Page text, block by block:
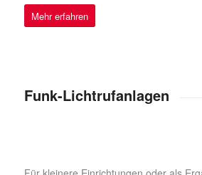
Mehr erfahren
Funk-Lichtrufanlagen